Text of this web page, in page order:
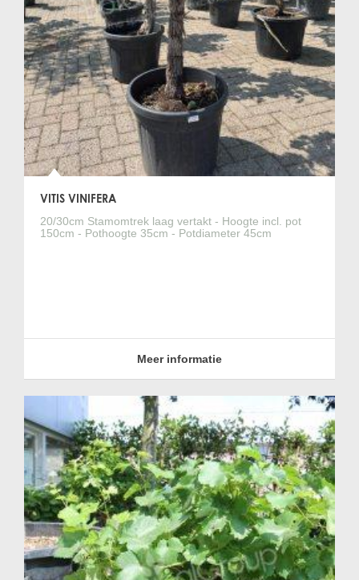
VITIS VINIFERA
20/30cm Stamomtrek laag vertakt - Hoogte incl. pot
150cm - Pothoogte 35cm - Potdiameter 45cm
Meer informatie